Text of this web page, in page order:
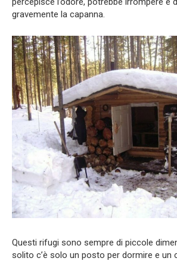
gravemente la capanna.
Questi rifugi sono sempre di piccole
solito c’è solo un posto per dormire e un